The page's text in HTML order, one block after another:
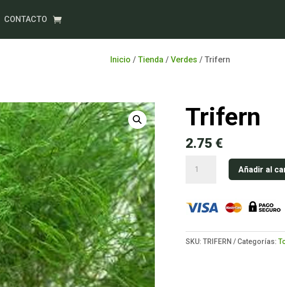
CONTACTO
Inicio / Tienda / Verdes / Trifern
Trifern
2.75 €
Añadir al
SKU: TRIFERN Categorías: